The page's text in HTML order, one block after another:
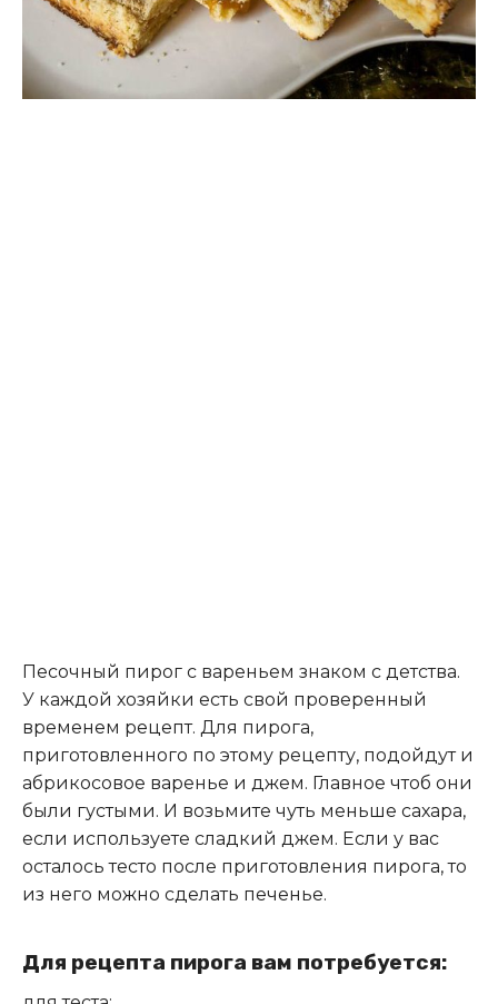
Песочный пирог с вареньем знаком с детства.
У каждой хозяйки есть свой проверенный
временем рецепт. Для пирога,
приготовленного по этому рецепту, подойдут и
абрикосовое варенье и джем. Главное чтоб они
были густыми. И возьмите чуть меньше сахара,
если используете сладкий джем. Если у вас
осталось тесто после приготовления пирога, то
из него можно сделать печенье.
Для рецепта пирога вам потребуется: